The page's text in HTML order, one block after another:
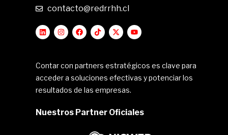
contacto@redrrhh.cl
Contar con partners estratégicos es clave para
acceder a soluciones efectivas y potenciar los
resultados de las empresas.
Nuestros Partner Oficiales